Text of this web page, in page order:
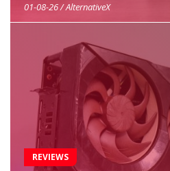
01-08-26 / AlternativeX
REVIEWS